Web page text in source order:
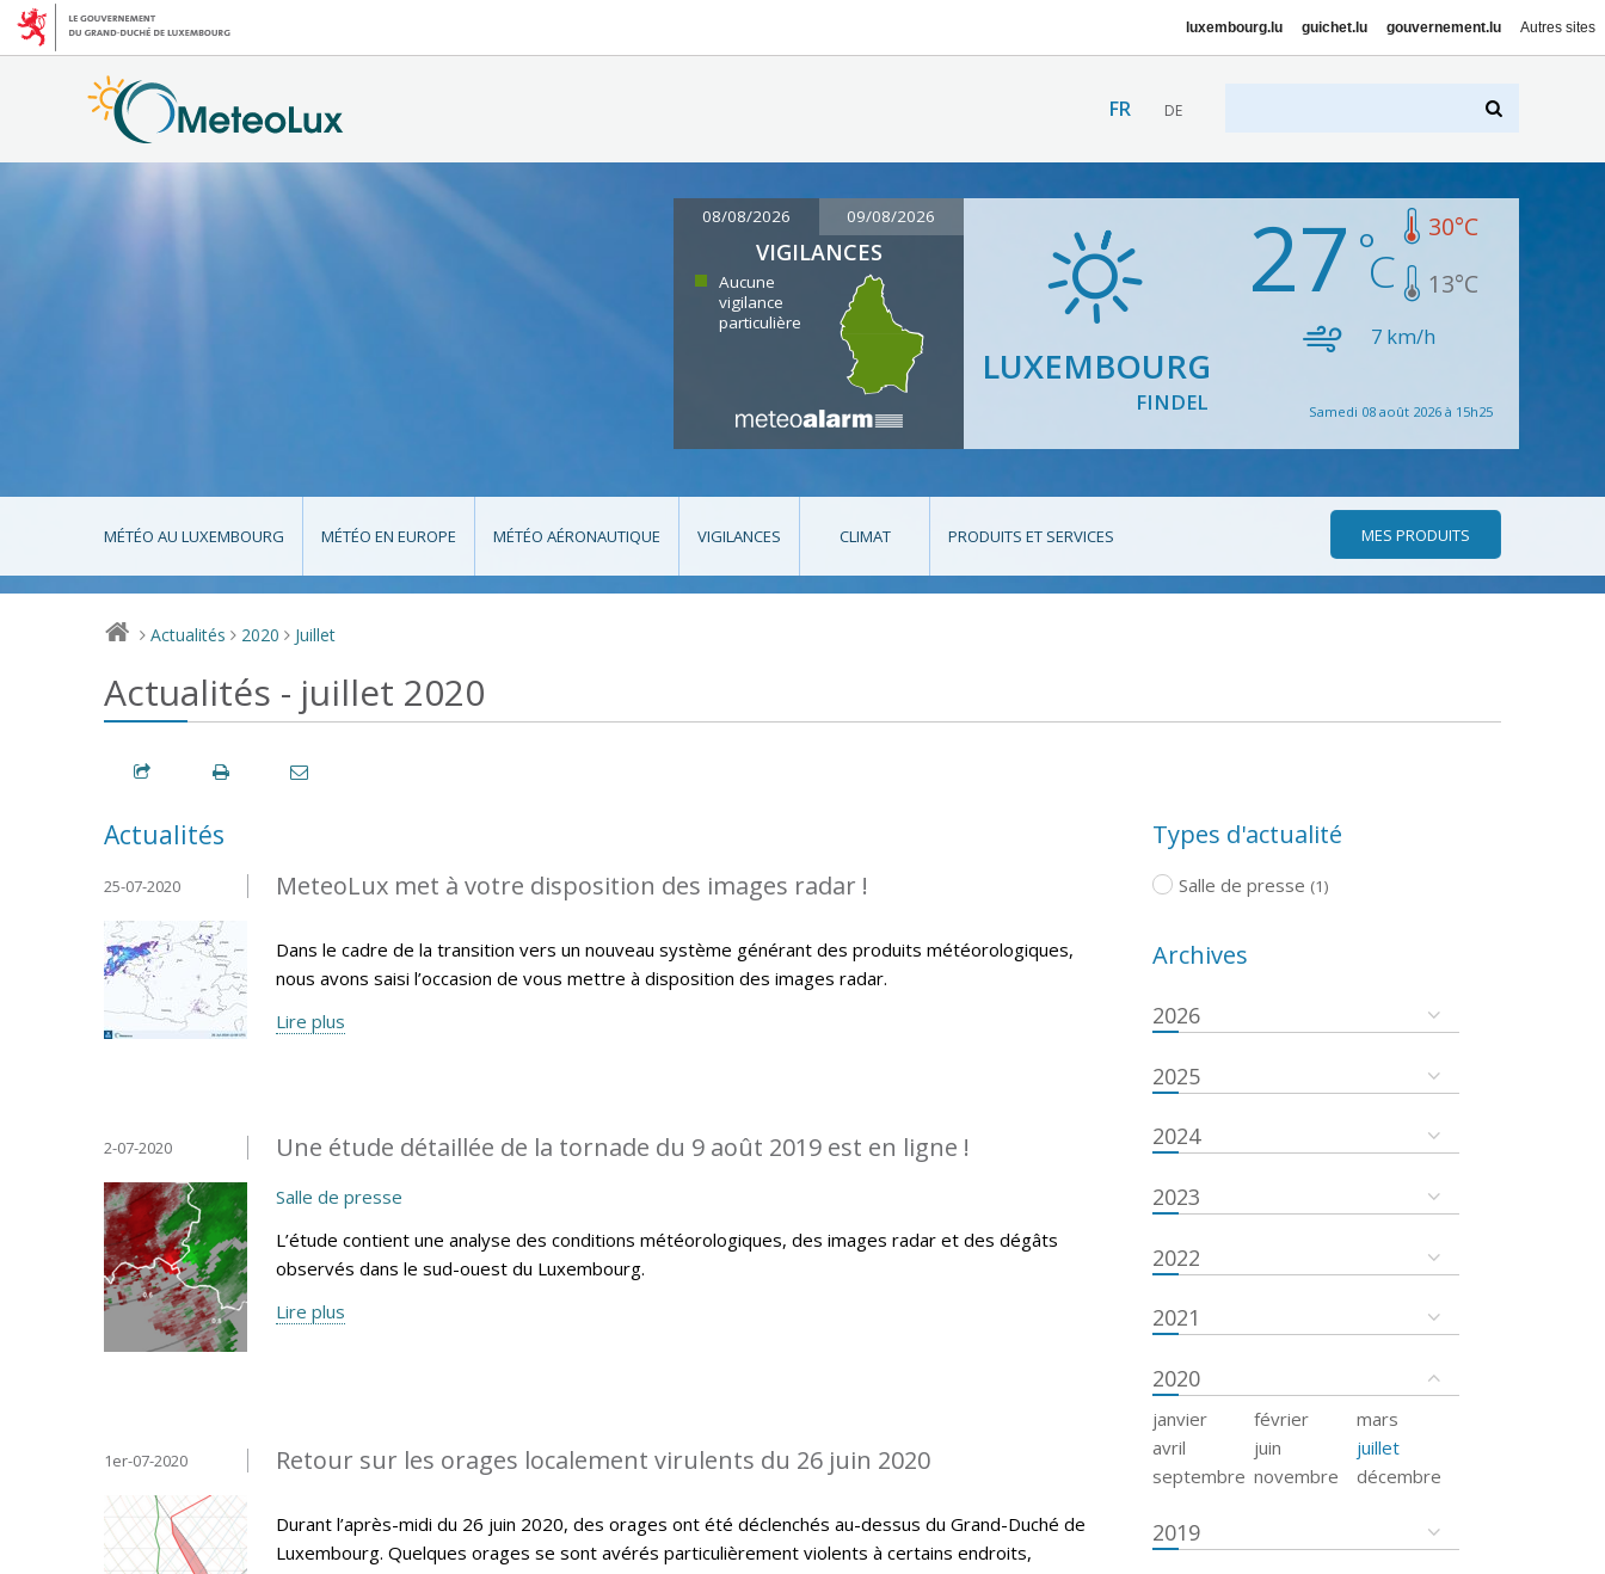
luxembourg.lu guichet.lu gouvernement.lu Autres sites
FR DE
08/08/2026 09/08/2026
VIGILANCES
Aucune
vigilance
particulière
LUXEMBOURG
FINDEL
27 30°C
13°C
7 km/h
Samedi 08 août 2026 à 15h25
MÉTÉO AU LUXEMBOURG MÉTÉO EN EUROPE MÉTÉO AÉRONAUTIQUE VIGILANCES CLIMAT PRODUITS ET SERVICES MES PRODUITS
> Actualités > 2020 > Juillet
Actualités - juillet 2020
Actualités
MeteoLux met à votre disposition des images radar !
25-07-2020
Dans le cadre de la transition vers un nouveau système générant des produits météorologiques,
nous avons saisi l’occasion de vous mettre à disposition des images radar.
Lire plus
Une étude détaillée de la tornade du 9 août 2019 est en ligne !
2-07-2020
Salle de presse
L’étude contient une analyse des conditions météorologiques, des images radar et des dégâts
observés dans le sud-ouest du Luxembourg.
Lire plus
Retour sur les orages localement virulents du 26 juin 2020
1er-07-2020
Durant l’après-midi du 26 juin 2020, des orages ont été déclenchés au-dessus du Grand-Duché de
Luxembourg. Quelques orages se sont avérés particulièrement violents à certains endroits,
Types d'actualité
Salle de presse (1)
Archives
2026
2025
2024
2023
2022
2021
2020
janvier février
mars
avril
juin
juillet
septembre novembre décembre
2019